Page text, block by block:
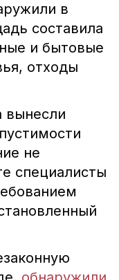
в
составила
и бытовые
отходы
вынесли
не
специалисты